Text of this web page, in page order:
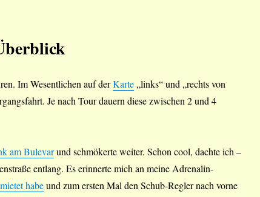
Im Wesentlichen auf derKarte„links“ und „rechts von
Je nach Tour dauern diese zwischen 2 und 4
am Bulevarund schmökerte weiter. Schon cool, dachte ich –
entlang. Es erinnerte mich an meine Adrenalin-
habeund zum ersten Mal den Schub-Regler nach vorne